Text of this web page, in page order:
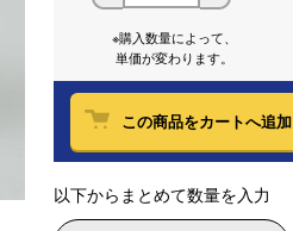
※購入数量によって、
単価が変わります。
この商品をカートへ追加
以下からまとめて数量を入力